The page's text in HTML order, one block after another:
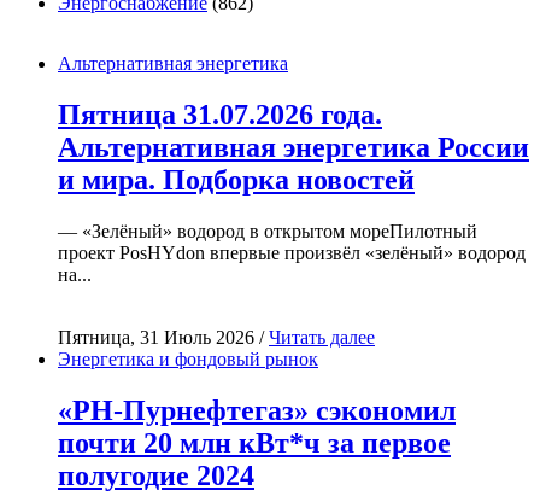
Альтернативная энергетика
Пятница 31.07.2026 года.
Альтернативная энергетика России
и мира. Подборка новостей
— «Зелёный» водород в открытом мореПилотный
проект PosHYdon впервые произвёл «зелёный» водород
на...
Пятница, 31 Июль 2026 /Читать далее
Энергетика и фондовый рынок
«РН-Пурнефтегаз» сэкономил
почти 20 млн кВт*ч за первое
полугодие 2024